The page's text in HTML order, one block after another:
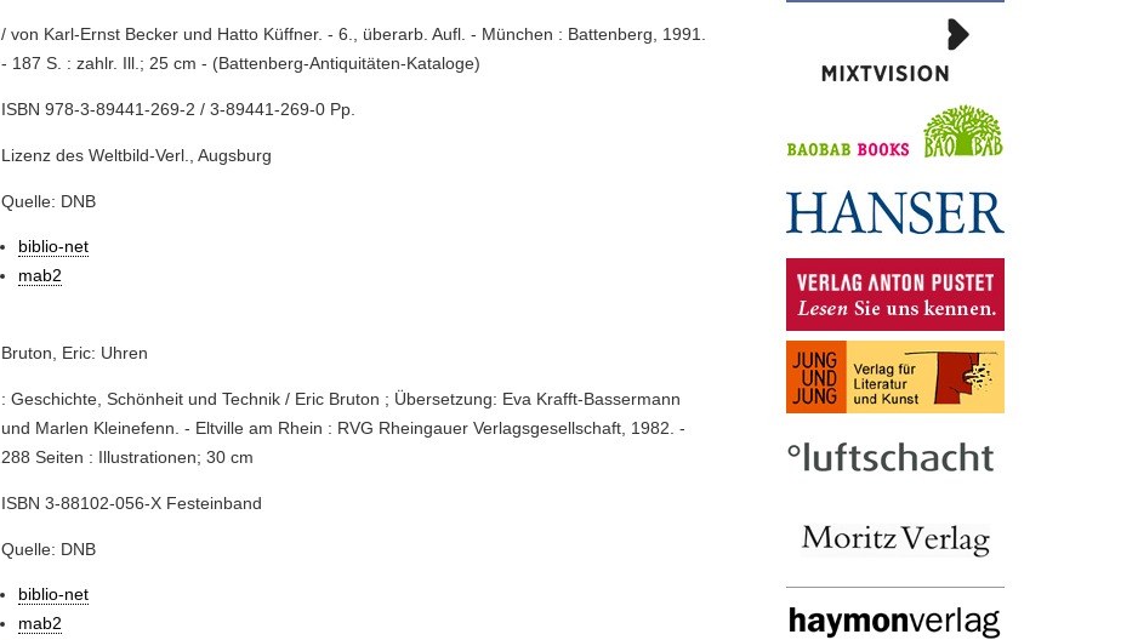
/ von Karl-Ernst Becker und Hatto Küffner. - 6., überarb. Aufl. - München : Battenberg, 1991.
- 187 S. : zahlr. Ill.; 25 cm - (Battenberg-Antiquitäten-Kataloge)
ISBN 978-3-89441-269-2 / 3-89441-269-0 Pp.
Lizenz des Weltbild-Verl., Augsburg
Quelle: DNB
biblio-net
mab2
Bruton, Eric: Uhren
: Geschichte, Schönheit und Technik / Eric Bruton ; Übersetzung: Eva Krafft-Bassermann
und Marlen Kleinefenn. - Eltville am Rhein : RVG Rheingauer Verlagsgesellschaft, 1982. -
288 Seiten : Illustrationen; 30 cm
ISBN 3-88102-056-X Festeinband
Quelle: DNB
biblio-net
mab2